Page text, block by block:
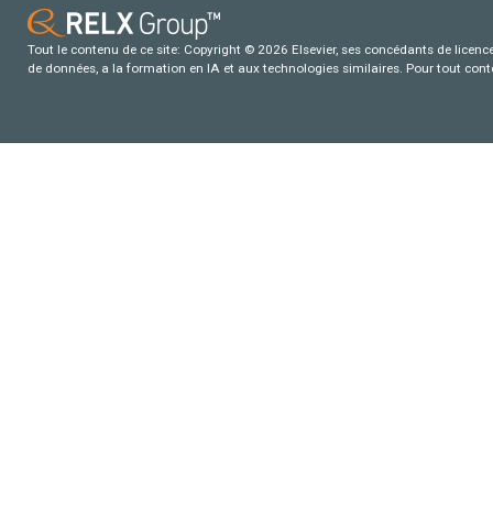
Tout le contenu de ce site: Copyright © 2026 Elsevier, ses concédants de
de données, a la formation en IA et aux technologies similaires. Pour tout